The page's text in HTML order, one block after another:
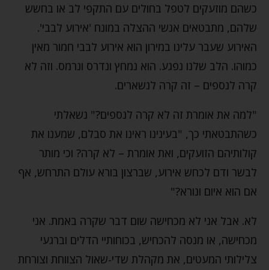
כשהם מוזעקים לטפל בחולים עם התקפי לב או בחשש
שלהם, מתבטאים אנשי ההצלה במונח 'אירוע לבבי'.
האירוע שעבר עלינו במירון הוא אירוע לבבי חמור מאין
כמוהו. הלב שלנו נפגע. הוא נמחץ ונדרס ונרמס. וזה לא
קרה לנספים – זה קרה לנשארים.
"למה את אומרת זה לא קרה לנספים?" נשאלתי
כשהתבטאתי כך, "בעינינו ראינו את סבלם, שמענו את
קולותיהם הזועקים, ואת אומרת – לא קרה? וכי מותר
לבשר ודם לכחש אירוע, שברצון בורא עולם התרחש, אף
אם הוא איום ונורא?"
לא. אבל אני לא מכחישה שום דבר שקרה באמת. אני
מכחישה, או מנסה להכחיש, בכוחותיי הדלים וברגעי
צלילותי המעטים, את מקהלת שדי-שאול הצווחת וצורחת